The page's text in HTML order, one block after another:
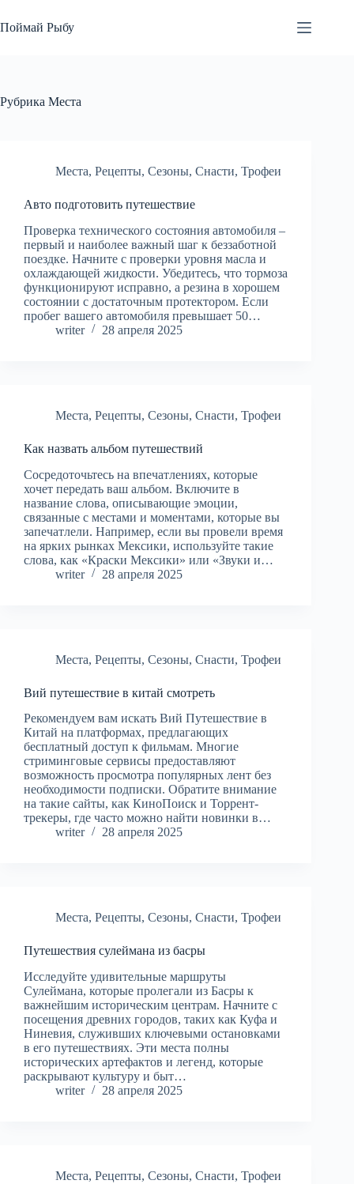
к
сути
Поймай Рыбу
Рубрика Места
Места, Рецепты, Сезоны, Снасти, Трофеи
Авто подготовить путешествие
Проверка технического состояния автомобиля –
первый и наиболее важный шаг к беззаботной
поездке. Начните с проверки уровня масла и
охлаждающей жидкости. Убедитесь, что тормоза
функционируют исправно, а резина в хорошем
состоянии с достаточным протектором. Если
пробег вашего автомобиля превышает 50…
writer
28 апреля 2025
Места, Рецепты, Сезоны, Снасти, Трофеи
Как назвать альбом путешествий
Сосредоточьтесь на впечатлениях, которые
хочет передать ваш альбом. Включите в
название слова, описывающие эмоции,
связанные с местами и моментами, которые вы
запечатлели. Например, если вы провели время
на ярких рынках Мексики, используйте такие
слова, как «Краски Мексики» или «Звуки и…
writer
28 апреля 2025
Места, Рецепты, Сезоны, Снасти, Трофеи
Вий путешествие в китай смотреть
Рекомендуем вам искать Вий Путешествие в
Китай на платформах, предлагающих
бесплатный доступ к фильмам. Многие
стриминговые сервисы предоставляют
возможность просмотра популярных лент без
необходимости подписки. Обратите внимание
на такие сайты, как КиноПоиск и Торрент-
трекеры, где часто можно найти новинки в…
writer
28 апреля 2025
Места, Рецепты, Сезоны, Снасти, Трофеи
Путешествия сулеймана из басры
Исследуйте удивительные маршруты
Сулеймана, которые пролегали из Басры к
важнейшим историческим центрам. Начните с
посещения древних городов, таких как Куфа и
Ниневия, служивших ключевыми остановками
в его путешествиях. Эти места полны
исторических артефактов и легенд, которые
раскрывают культуру и быт…
writer
28 апреля 2025
Места, Рецепты, Сезоны, Снасти, Трофеи